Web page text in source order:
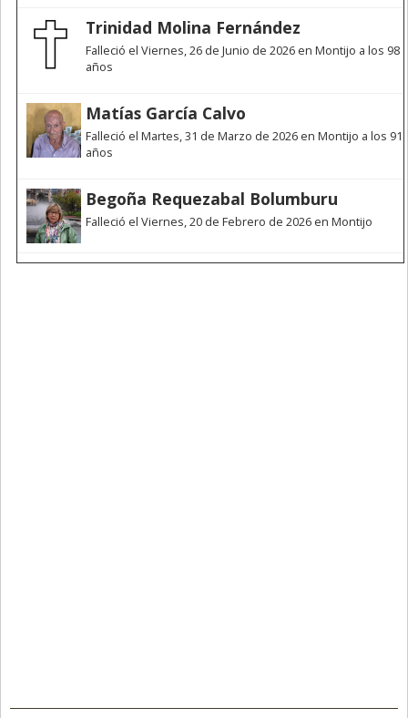
Trinidad Molina Fernández
Falleció el Viernes, 26 de Junio de 2026 en Montijo a los 98
años
Matías García Calvo
Falleció el Martes, 31 de Marzo de 2026 en Montijo a los 91
años
Begoña Requezabal Bolumburu
Falleció el Viernes, 20 de Febrero de 2026 en Montijo